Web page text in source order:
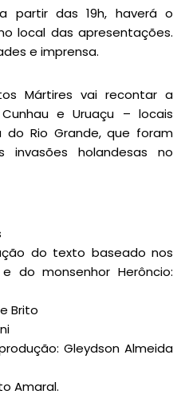
partir das 19h, haverá o
local das apresentações.
e imprensa.
Mártires vai recontar a
e Uruaçu – locais
Rio Grande, que foram
invasões holandesas no
do texto baseado nos
do monsenhor Herôncio:
Brito
Gleydson Almeida
Amaral.